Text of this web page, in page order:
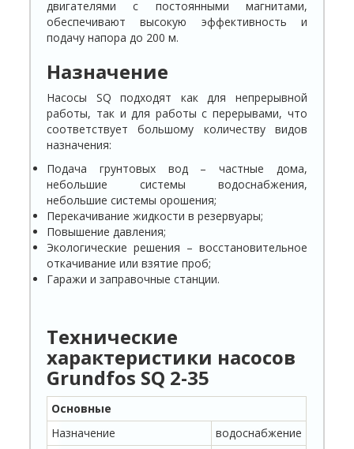
двигателями с постоянными магнитами,
обеспечивают высокую эффективность и
подачу напора до 200 м.
Назначение
Насосы SQ подходят как для непрерывной
работы, так и для работы с перерывами, что
соответствует большому количеству видов
назначения:
Подача грунтовых вод – частные дома,
небольшие системы водоснабжения,
небольшие системы орошения;
Перекачивание жидкости в резервуары;
Повышение давления;
Экологические решения – восстановительное
откачивание или взятие проб;
Гаражи и заправочные станции.
Технические
характеристики насосов
Grundfos SQ 2-35
Основные
Назначение
водоснабжение